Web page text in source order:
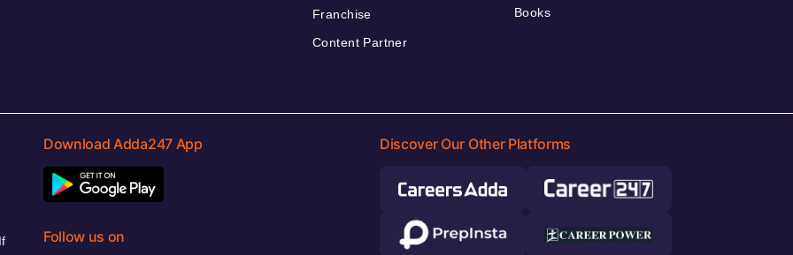
Franchise
Content Partner
Books
Download Adda247 App
Follow us on
Discover Our Other Platforms